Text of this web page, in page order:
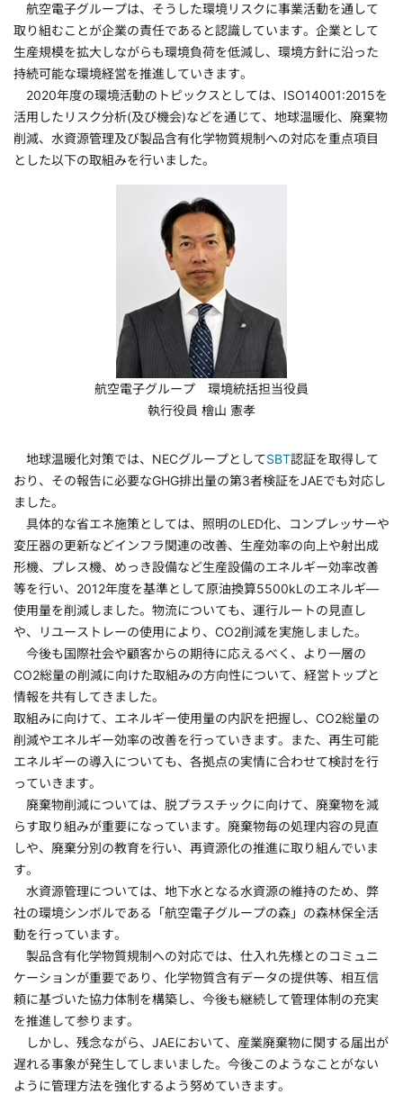
航空電子グループは、そうした環境リスクに事業活動を通して
取り組むことが企業の責任であると認識しています。企業として
生産規模を拡大しながらも環境負荷を低減し、環境方針に沿った
持続可能な環境経営を推進していきます。
2020年度の環境活動のトピックスとしては、ISO14001:2015を
活用したリスク分析(及び機会)などを通じて、地球温暖化、廃棄物
削減、水資源管理及び製品含有化学物質規制への対応を重点項目
とした以下の取組みを行いました。
航空電子グループ 環境統括担当役員
執行役員 檜山 憲孝
地球温暖化対策では、NECグループとしてSBT認証を取得して
おり、その報告に必要なGHG排出量の第3者検証をJAEでも対応し
ました。
具体的な省エネ施策としては、照明のLED化、コンプレッサーや
変圧器の更新などインフラ関連の改善、生産効率の向上や射出成
形機、プレス機、めっき設備など生産設備のエネルギー効率改善
等を行い、2012年度を基準として原油換算5500kLのエネルギ―
使用量を削減しました。物流についても、運行ルートの見直し
や、リユーストレーの使用により、CO2削減を実施しました。
今後も国際社会や顧客からの期待に応えるべく、より一層の
CO2総量の削減に向けた取組みの方向性について、経営トップと
情報を共有してきました。
取組みに向けて、エネルギー使用量の内訳を把握し、CO2総量の
削減やエネルギー効率の改善を行っていきます。また、再生可能
エネルギーの導入についても、各拠点の実情に合わせて検討を行
っていきます。
廃棄物削減については、脱プラスチックに向けて、廃棄物を減
らす取り組みが重要になっています。廃棄物毎の処理内容の見直
しや、廃棄分別の教育を行い、再資源化の推進に取り組んでいま
す。
水資源管理については、地下水となる水資源の維持のため、弊
社の環境シンボルである「航空電子グループの森」の森林保全活
動を行っています。
製品含有化学物質規制への対応では、仕入れ先様とのコミュニ
ケーションが重要であり、化学物質含有データの提供等、相互信
頼に基づいた協力体制を構築し、今後も継続して管理体制の充実
を推進して参ります。
しかし、残念ながら、JAEにおいて、産業廃棄物に関する届出が
遅れる事象が発生してしまいました。今後このようなことがない
ように管理方法を強化するよう努めていきます。